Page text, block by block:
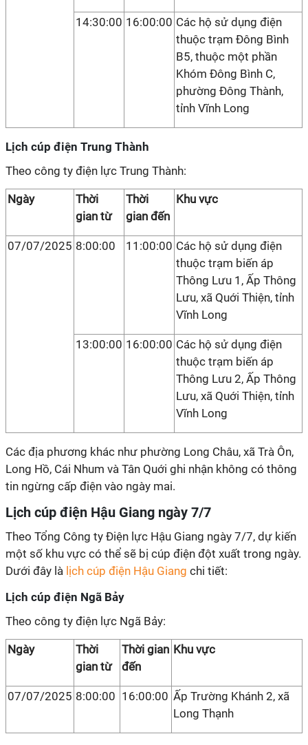
14:30:00 16:00:00 Các hộ sử dụng điện
thuộc trạm Đông Bình
B5, thuộc một phần
Khóm Đông Bình C,
phường Đông Thành,
tỉnh Vĩnh Long
Lịch cúp điện Trung Thành
Theo công ty điện lực Trung Thành:
Ngày
Thời
gian từ
Thời
gian đến
Khu vực
07/07/2025 8:00:00 11:00:00 Các hộ sử dụng điện
thuộc trạm biến áp
Thông Lưu 1, Ấp Thông
Lưu, xã Quới Thiện, tỉnh
Vĩnh Long
13:00:00 16:00:00 Các hộ sử dụng điện
thuộc trạm biến áp
Thông Lưu 2, Ấp Thông
Lưu, xã Quới Thiện, tỉnh
Vĩnh Long
Các địa phương khác như phường Long Châu, xã Trà Ôn,
Long Hồ, Cái Nhum và Tân Quới ghi nhận không có thông
tin ngừng cấp điện vào ngày mai.
Lịch cúp điện Hậu Giang ngày 7/7
Theo Tổng Công ty Điện lực Hậu Giang ngày 7/7, dự kiến
một số khu vực có thể sẽ bị cúp điện đột xuất trong ngày.
Dưới đây là lịch cúp điện Hậu Giang chi tiết:
Lịch cúp điện Ngã Bảy
Theo công ty điện lực Ngã Bảy:
Ngày
Thời
gian từ
Thời gian
đến
Khu vực
07/07/2025 8:00:00 16:00:00 Ấp Trường Khánh 2, xã
Long Thạnh